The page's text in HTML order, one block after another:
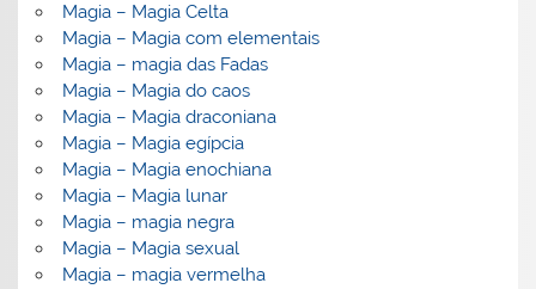
Magia – Magia Celta
Magia – Magia com elementais
Magia – magia das Fadas
Magia – Magia do caos
Magia – Magia draconiana
Magia – Magia egípcia
Magia – Magia enochiana
Magia – Magia lunar
Magia – magia negra
Magia – Magia sexual
Magia – magia vermelha